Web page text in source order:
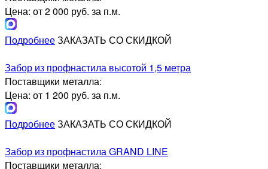
Цена: от 2 000 руб. за п.м.
ПодробнееЗАКАЗАТЬ СО СКИДКОЙ
Забор из профнастила высотой 1,5 метра
Поставщики металла:
Цена: от 1 200 руб. за п.м.
ПодробнееЗАКАЗАТЬ СО СКИДКОЙ
Забор из профнастила GRAND LINE
Поставщики металла: